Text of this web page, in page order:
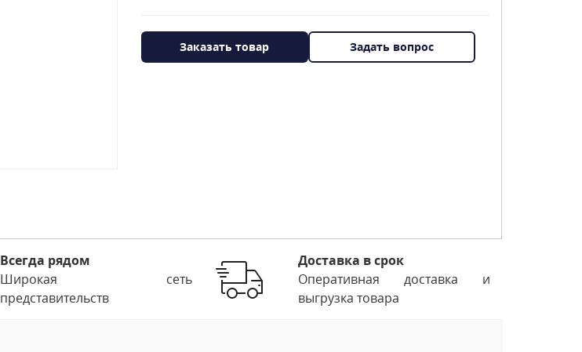
Заказать товар Задать вопрос
Всегда рядом
Широкая сеть
представительств
Доставка в срок
Оперативная доставка и
выгрузка товара